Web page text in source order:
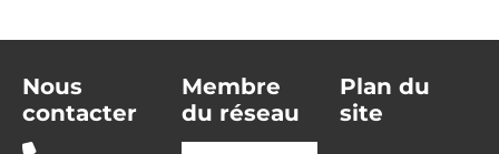
Nous
contacter
Membre
du réseau
Plan du
site